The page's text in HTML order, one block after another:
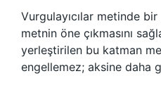
Vurgulayıcılar metinde
metnin öne çıkmasını
yerleştirilen bu katman
engellemez; aksine daha